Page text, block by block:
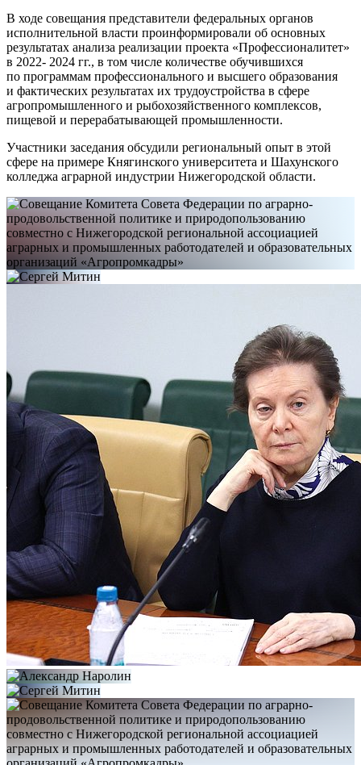
В ходе совещания представители федеральных органов
исполнительной власти проинформировали об основных
результатах анализа реализации проекта «Профессионалитет»
в 2022- 2024 гг., в том числе количестве обучившихся
по программам профессионального и высшего образования
и фактических результатах их трудоустройства в сфере
агропромышленного и рыбохозяйственного комплексов,
пищевой и перерабатывающей промышленности.
Участники заседания обсудили региональный опыт в этой
сфере на примере Княгинского университета и Шахунского
колледжа аграрной индустрии Нижегородской области.